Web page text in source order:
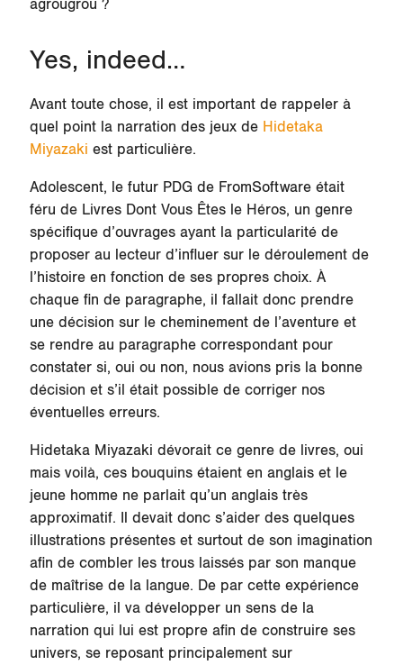
agrougrou ?
Yes, indeed…
Avant toute chose, il est important de rappeler à
quel point la narration des jeux deHidetaka
Miyazaki est particulière.
Adolescent, le futur PDG de FromSoftware était
féru de Livres Dont Vous Êtes le Héros, un genre
spécifique d’ouvrages ayant la particularité de
proposer au lecteur d’influer sur le déroulement de
l’histoire en fonction de ses propres choix. À
chaque fin de paragraphe, il fallait donc prendre
une décision sur le cheminement de l’aventure et
se rendre au paragraphe correspondant pour
constater si, oui ou non, nous avions pris la bonne
décision et s’il était possible de corriger nos
éventuelles erreurs.
Hidetaka Miyazaki dévorait ce genre de livres, oui
mais voilà, ces bouquins étaient en anglais et le
jeune homme ne parlait qu’un anglais très
approximatif. Il devait donc s’aider des quelques
illustrations présentes et surtout de son imagination
afin de combler les trous laissés par son manque
de maîtrise de la langue. De par cette expérience
particulière, il va développer un sens de la
narration qui lui est propre afin de construire ses
univers, se reposant principalement sur